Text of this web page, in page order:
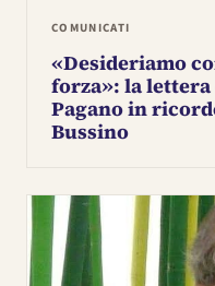
COMUNICATI
«Desideriamo
forza»: la
Pagano in
Bussino